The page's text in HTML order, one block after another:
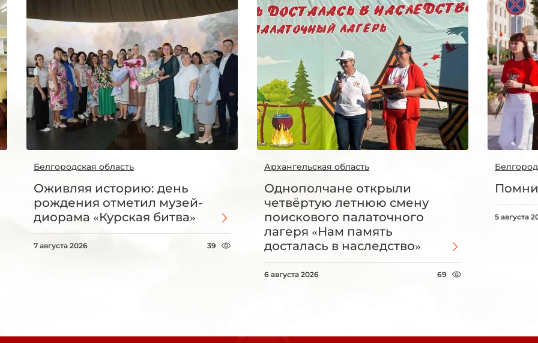
Белгородская область
Оживляя историю: день
рождения отметил музей-
диорама «Курская битва»
7 августа 2026 39
Архангельская область
Однополчане открыли
четвёртую летнюю смену
поискового палаточного
лагеря «Нам память
досталась в наследство»
6 августа 2026 69
5 августа